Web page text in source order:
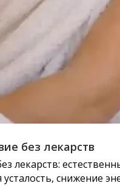
без лекарств
лекарств:
снижение